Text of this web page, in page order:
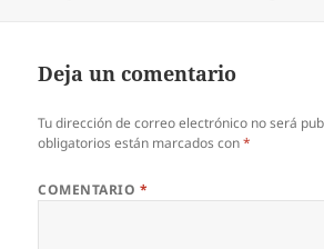
Deja un comentario
Tu dirección de correo electrónico no será
obligatorios están marcados con*
COMENTARIO *